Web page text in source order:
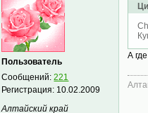
Пользователь
Сообщений:221
Регистрация: 10.02.2009
Алтайский край
А